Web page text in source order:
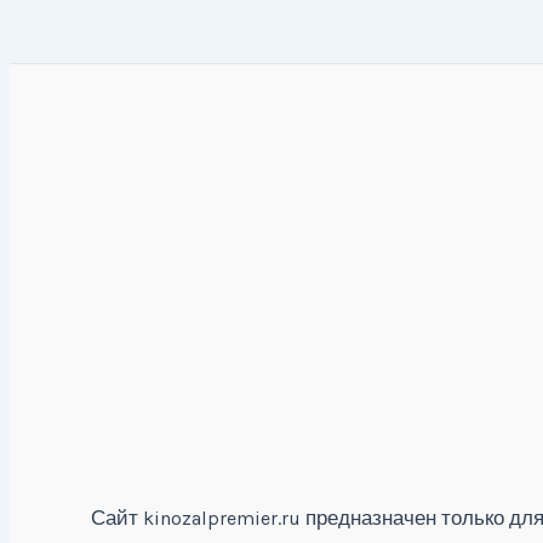
Сайт kinozalpremier.ru предназначен только